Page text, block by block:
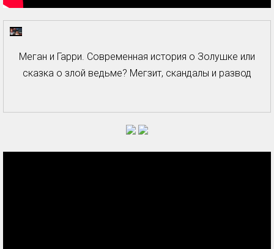
Меган и Гарри. Современная история о Золушке или
сказка о злой ведьме? Мегзит, скандалы и развод